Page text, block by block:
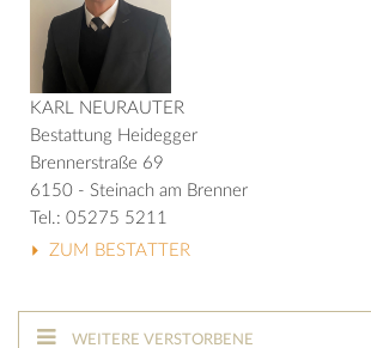
KARL NEURAUTER
Bestattung Heidegger
Brennerstraße 69
6150 - Steinach am Brenner
Tel.: 05275 5211
ZUM BESTATTER
WEITERE VERSTORBENE